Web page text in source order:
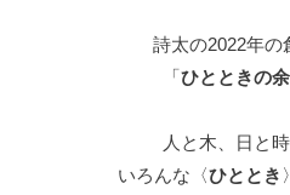
詩太の2022年の
「ひとときの
人と木、日と
いろんな〈ひととき